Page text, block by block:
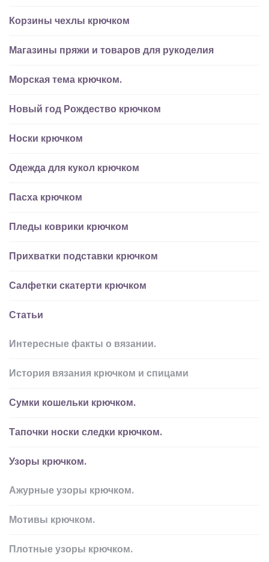
Корзины чехлы крючком
Магазины пряжи и товаров для рукоделия
Морская тема крючком.
Новый год Рождество крючком
Носки крючком
Одежда для кукол крючком
Пасха крючком
Пледы коврики крючком
Прихватки подставки крючком
Салфетки скатерти крючком
Статьи
Интересные факты о вязании.
История вязания крючком и спицами
Сумки кошельки крючком.
Тапочки носки следки крючком.
Узоры крючком.
Ажурные узоры крючком.
Мотивы крючком.
Плотные узоры крючком.